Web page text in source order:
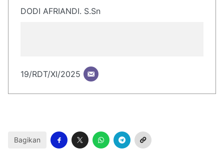
DODI AFRIANDI. S.Sn
19/RDT/XI/2025
Bagikan